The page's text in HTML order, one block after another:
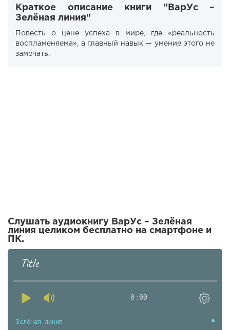
Краткое описание книги "ВарУс –
Зелёная линия"
Повесть о цене успеха в мире, где «реальность
воспламеняема», а главный навык — умение этого не
замечать.
Слушать аудиокнигу ВарУс – Зелёная
линия целиком бесплатно на смартфоне и
ПК.
Title
0:00
Зелёная линия